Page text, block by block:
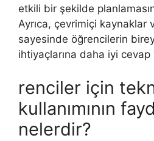
etkili bir şekilde
Ayrıca, çevrimiçi kaynaklar
sayesinde öğrencilerin
ihtiyaçlarına daha iyi cevap
renciler için
kullanımının
nelerdir?